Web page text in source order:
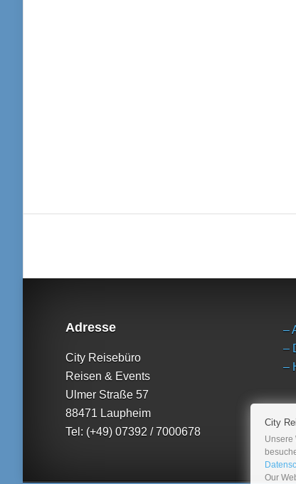
Adresse
City Reisebüro
Reisen & Events
Ulmer Straße 57
88471 Laupheim
Tel: (+49) 07392 / 7000678
–
–
–
City
Unsere
Our